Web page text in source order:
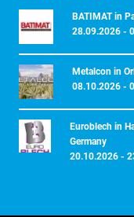
BATIMAT in
28.09.2026 -
Metalcon in
08.10.2026 -
Euroblech in
Germany
20.10.2026 -